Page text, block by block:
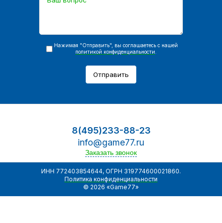
Нажимая "Отправить", вы соглашаетесь с нашей
политикой конфиденциальности
Отправить
8(495)233-88-23
info@game77.ru
Заказать звонок
ИНН 772403854644, ОГРН 319774600021860.
Политика конфиденциальности
© 2026 «Game77»